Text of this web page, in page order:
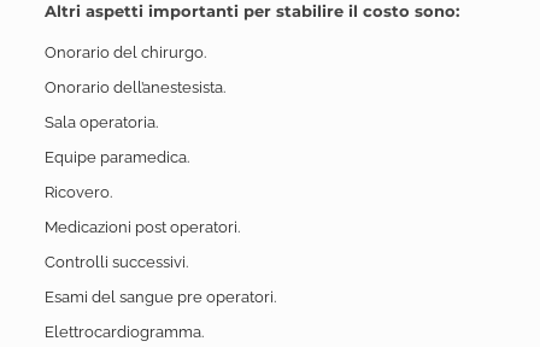
Altri aspetti importanti per stabilire il costo sono:
Onorario del chirurgo.
Onorario dell’anestesista.
Sala operatoria.
Equipe paramedica.
Ricovero.
Medicazioni post operatori.
Controlli successivi.
Esami del sangue pre operatori.
Elettrocardiogramma.